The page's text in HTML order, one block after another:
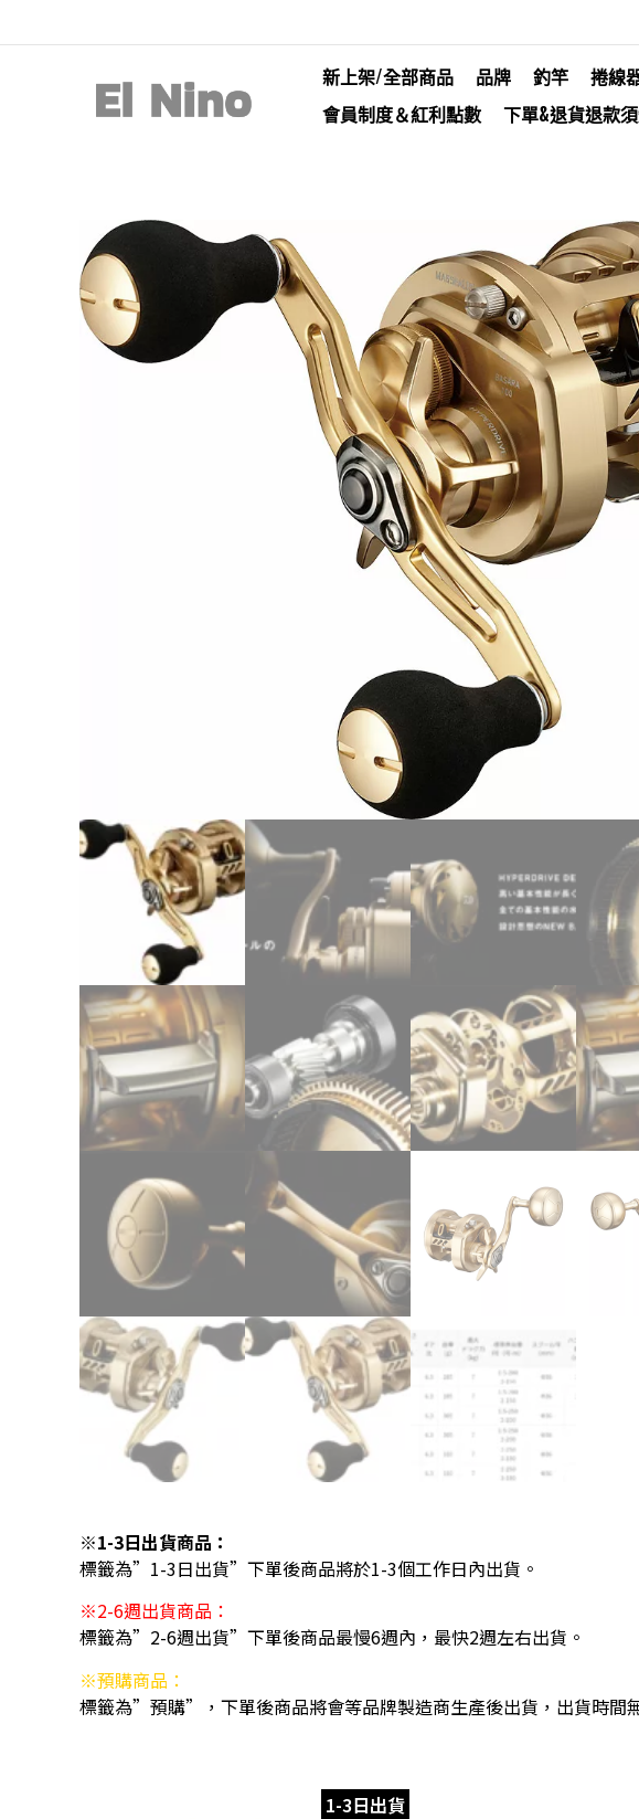
新上架/全部商品 品牌 釣竿 捲線
會員制度＆紅利點數
下單&退貨退款
※1-3日出貨商品：
標籤為”1-3日出貨”下單後商品將於1-3個工作日內出貨。
※2-6週出貨商品：
標籤為”2-6週出貨”下單後商品最慢6週內，最快2週左右出貨。
※預購商品：
標籤為”預購”，下單後商品將會等品牌製造商生產後出貨，出貨時間
1-3日出貨